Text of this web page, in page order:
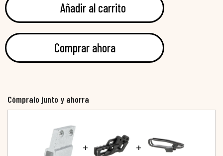
Añadir al carrito
Comprar ahora
Cómpralo junto y ahorra
+ +